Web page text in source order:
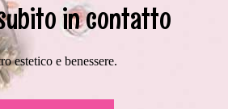
in contatto
estetico e benessere.